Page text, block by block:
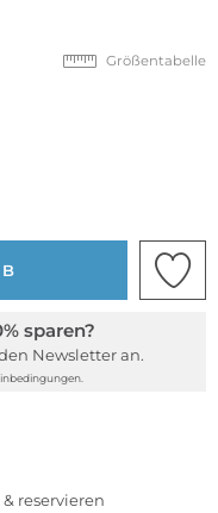
Größentabelle
sparen?
Newsletter an.
reservieren